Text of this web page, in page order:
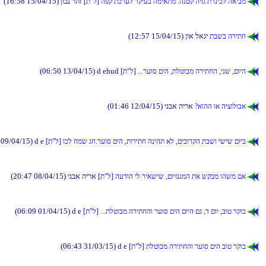
(12:57 15/04/15) ןוא לאגי תבשב הריתח
(06:50 13/04/15) d ehud [ת"ל] ...רעוס םיה ,תלטובמ הריתחה ,ינש ,םויה
(01:46 12/04/15) ינבא הירא ?אוהה וא היצולובא
04/15) d e [ת"ל] וכל חמש גח.רעוס םיה ,תוריתח הניהת אל ,םיבורקה תבשו ישיש םויב
(20:47 08/04/15) ינבא הירא [ת"ל] העדוה יל ריאשיש ,םויזנגמה תא שקבמ והשמ םא
(06:09 01/04/15) d e [ת"ל] ...תלטובמ הריתחהו רעוס םיה םויה םג ,ד םוי ,בוט רקוב
(06:43 31/03/15) d e [ת"ל] תלטובמ הריתחהו רעוס םיה בוט רקוב